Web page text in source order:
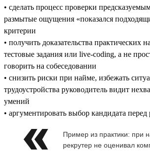
• сделать процесс проверки
размытые ощущения «показался
критерии
• получить доказательства практических
тестовые задания или live-coding, а не
говорить на собеседовании
• снизить риски при найме, избежать
трудоустройства руководитель видит
умений
• аргументировать выбор кандидата перед
Пример из практики: при
рекрутер не оценивал